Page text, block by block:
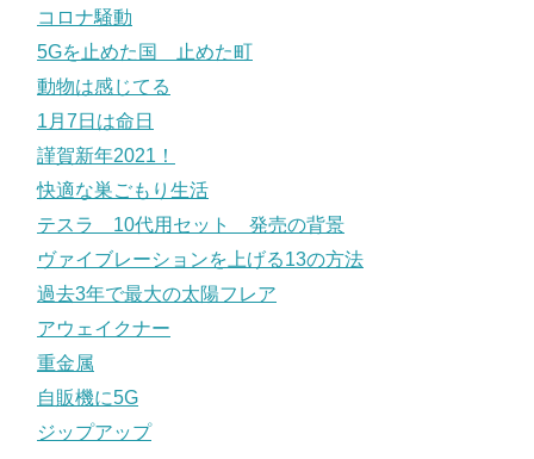
コロナ騒動
5Gを止めた国 止めた町
動物は感じてる
1月7日は命日
謹賀新年2021！
快適な巣ごもり生活
テスラ 10代用セット 発売の背景
ヴァイブレーションを上げる13の方法
過去3年で最大の太陽フレア
アウェイクナー
重金属
自販機に5G
ジップアップ